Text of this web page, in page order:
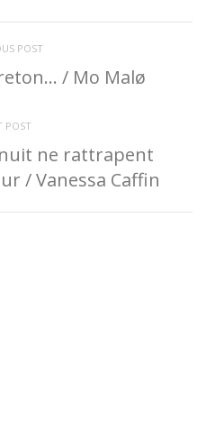
POST
/ Mo Malø
POST
ne rattrapent
/ Vanessa Caffin